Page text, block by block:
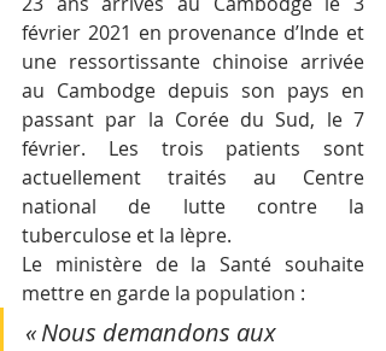
février 2021 en provenance d’Inde et
une ressortissante chinoise arrivée
au Cambodge depuis son pays en
passant par la Corée du Sud, le 7
février. Les trois patients sont
actuellement traités au Centre
national de lutte contre la
tuberculose et la lèpre.
Le ministère de la Santé souhaite
mettre en garde la population :
« Nous demandons aux